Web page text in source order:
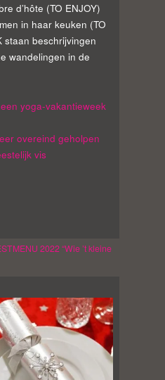
d’hôte (TO ENJOY)
in haar keuken (TO
staan beschrijvingen
wandelingen in de
yoga-vakantieweek
overeind geholpen
vis
2022 “Wie ’t kleine